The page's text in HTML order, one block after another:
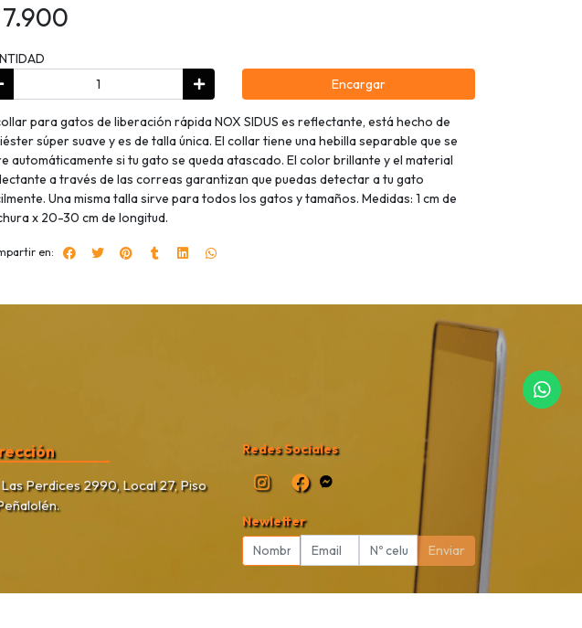
Encargar
para gatos de liberación rápida NOX SIDUS es reflectante, está hecho de
súper suave y es de talla única. El collar tiene una hebilla separable que se
automáticamente si tu gato se queda atascado. El color brillante y el material
a través de las correas garantizan que puedas detectar a tu gato
Una misma talla sirve para todos los gatos y tamaños. Medidas: 1 cm de
x 20-30 cm de longitud.
en:
Las Perdices 2990, Local 27, Piso
Redes Sociales
Newletter
Enviar